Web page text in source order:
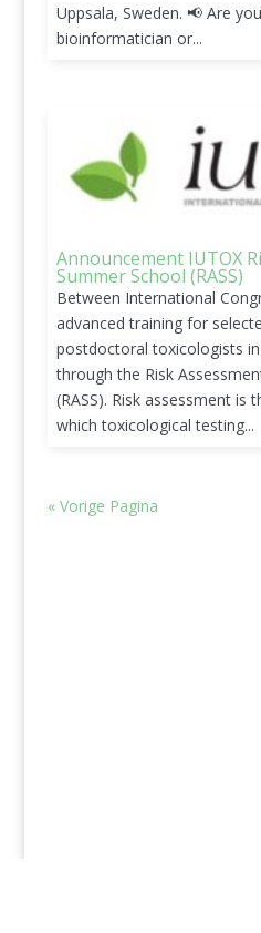
Uppsala, Sweden. 📢 Are
bioinformatician or...
Announcement IUTOX
Summer School (RASS)
Between International
advanced training for
postdoctoral toxicologists
through the Risk
(RASS). Risk assessment
which toxicological testing...
« Vorige Pagina